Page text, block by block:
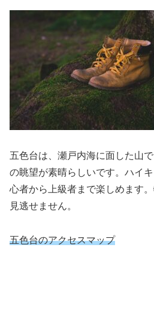
五色台は、瀬戸内海に面した山
の眺望が素晴らしいです。ハイ
心者から上級者まで楽しめます
見逃せません。
五色台のアクセスマップ